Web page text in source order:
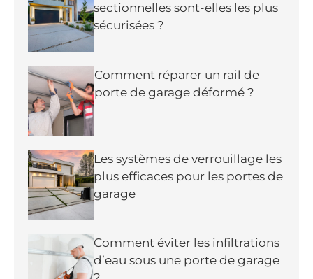
sectionnelles sont-elles les plus
sécurisées ?
Comment réparer un rail de
porte de garage déformé ?
Les systèmes de verrouillage les
plus efficaces pour les portes de
garage
Comment éviter les infiltrations
d’eau sous une porte de garage